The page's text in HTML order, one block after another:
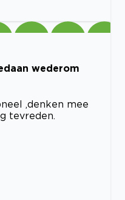
wederom
,denken mee
tevreden.